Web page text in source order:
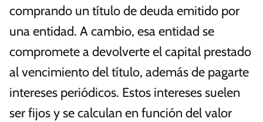
comprando un título de deuda emitido por
una entidad. A cambio, esa entidad se
compromete a devolverte el capital prestado
al vencimiento del título, además de pagarte
intereses periódicos. Estos intereses suelen
ser fijos y se calculan en función del valor